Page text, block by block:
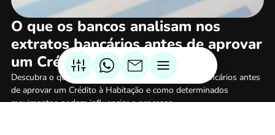
O que os bancos analisam nos
extratos bancários antes de aprovar
um Crédito à Habitação
Descubra o que os bancos analisam nos extratos bancários antes
de aprovar um Crédito à Habitação e como determinados
movimentos podem influenciar o processo.